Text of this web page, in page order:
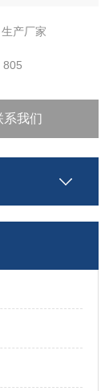
生产厂家
805
系我们